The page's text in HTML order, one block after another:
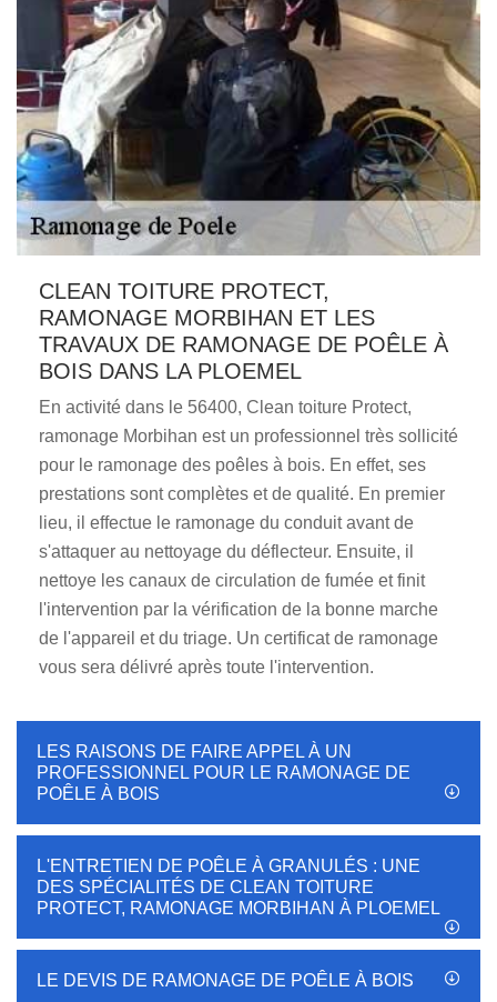
CLEAN TOITURE PROTECT,
RAMONAGE MORBIHAN ET LES
TRAVAUX DE RAMONAGE DE POÊLE À
BOIS DANS LA PLOEMEL
En activité dans le 56400, Clean toiture Protect,
ramonage Morbihan est un professionnel très sollicité
pour le ramonage des poêles à bois. En effet, ses
prestations sont complètes et de qualité. En premier
lieu, il effectue le ramonage du conduit avant de
s'attaquer au nettoyage du déflecteur. Ensuite, il
nettoye les canaux de circulation de fumée et finit
l'intervention par la vérification de la bonne marche
de l'appareil et du triage. Un certificat de ramonage
vous sera délivré après toute l'intervention.
LES RAISONS DE FAIRE APPEL À UN
PROFESSIONNEL POUR LE RAMONAGE DE
POÊLE À BOIS
L'ENTRETIEN DE POÊLE À GRANULÉS : UNE
DES SPÉCIALITÉS DE CLEAN TOITURE
PROTECT, RAMONAGE MORBIHAN À PLOEMEL
LE DEVIS DE RAMONAGE DE POÊLE À BOIS